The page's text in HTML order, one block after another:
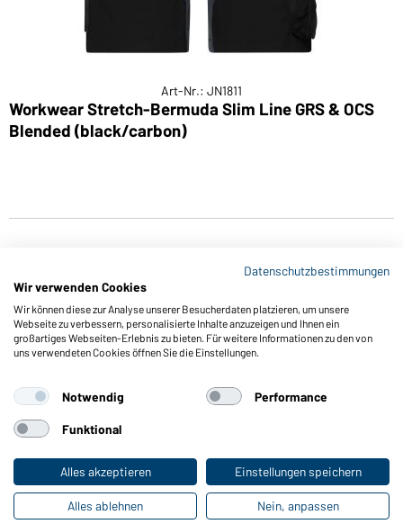
Art-Nr.: JN1811
Workwear Stretch-Bermuda Slim Line GRS & OCS
Blended (black/carbon)
Funktionen & Pflege
Pflegehinweise
Farben
Online-Kataloge
Zu den Download-Links
Datenschutzbestimmungen
Wir verwenden Cookies
Wir können diese zur Analyse unserer Besucherdaten platzieren, um unsere
Webseite zu verbessern, personalisierte Inhalte anzuzeigen und Ihnen ein
großartiges Webseiten-Erlebnis zu bieten. Für weitere Informationen zu den von
uns verwendeten Cookies öffnen Sie die Einstellungen.
Notwendig Performance
Funktional
Alles akzeptieren Einstellungen speichern
Alles ablehnen Nein, anpassen